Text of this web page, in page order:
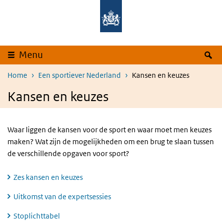
Overslaan en naar de inhoud gaan
Menu
Home Een sportiever Nederland Kansen en keuzes
Kansen en keuzes
Waar liggen de kansen voor de sport en waar moet men keuzes
maken? Wat zijn de mogelijkheden om een brug te slaan tussen
de verschillende opgaven voor sport?
Zes kansen en keuzes
Uitkomst van de expertsessies
Stoplichttabel